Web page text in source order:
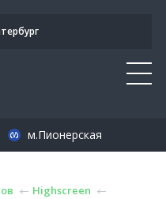
м.Пионерская
Highscreen